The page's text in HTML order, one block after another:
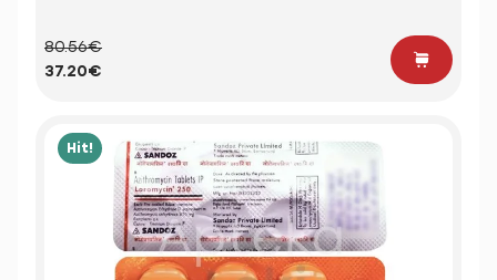
80.56€
37.20€
Hit!